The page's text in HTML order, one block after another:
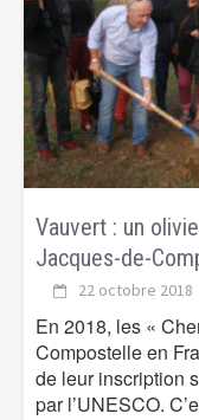
Vauvert : un
Jacques-de-
22 octobre 2018
En 2018, les «
Compostelle en
de leur inscription
par l’UNESCO.